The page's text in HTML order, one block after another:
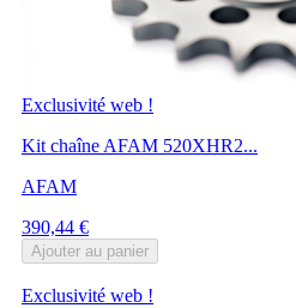
Exclusivité web !
Kit chaîne AFAM 520XHR2...
AFAM
Prix
390,44 €
Ajouter au panier
Exclusivité web !